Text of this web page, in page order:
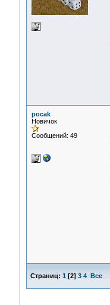
pocak
Новичок
Сообщений: 49
Страниц: 1 [2] 3 4 Все